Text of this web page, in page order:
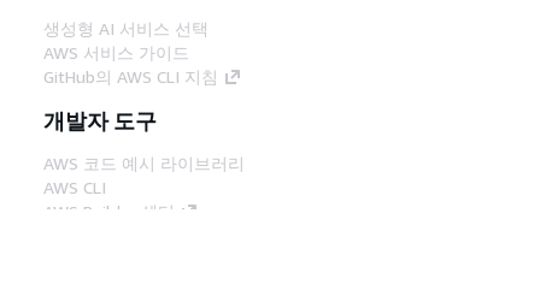
생성형 AI 서비스 선택
AWS 서비스 가이드
GitHub의 AWS CLI 지침
개발자 도구
AWS 코드 예시 라이브러리
AWS CLI
AWS Builder 센터